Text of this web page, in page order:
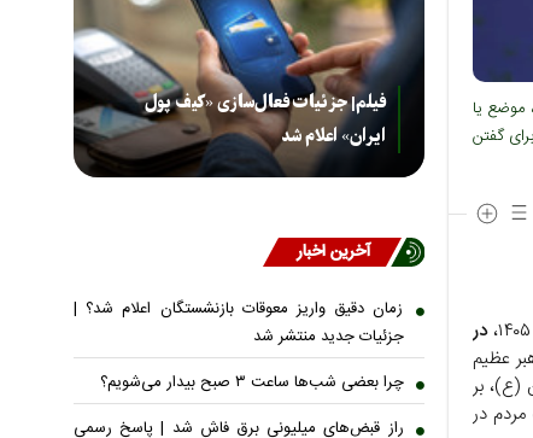
یا
گفتن
در
عظیم
(ع)، بر
در
فیلم| جزئیات فعال‌سازی «کیف پول
ایران» اعلام شد
آخرین اخبار
زمان دقیق واریز معوقات بازنشستگان اعلام شد؟ |
جزئیات جدید منتشر شد
چرا بعضی شب‌ها ساعت ۳ صبح بیدار می‌شویم؟
راز قبض‌های میلیونی برق فاش شد | پاسخ رسمی